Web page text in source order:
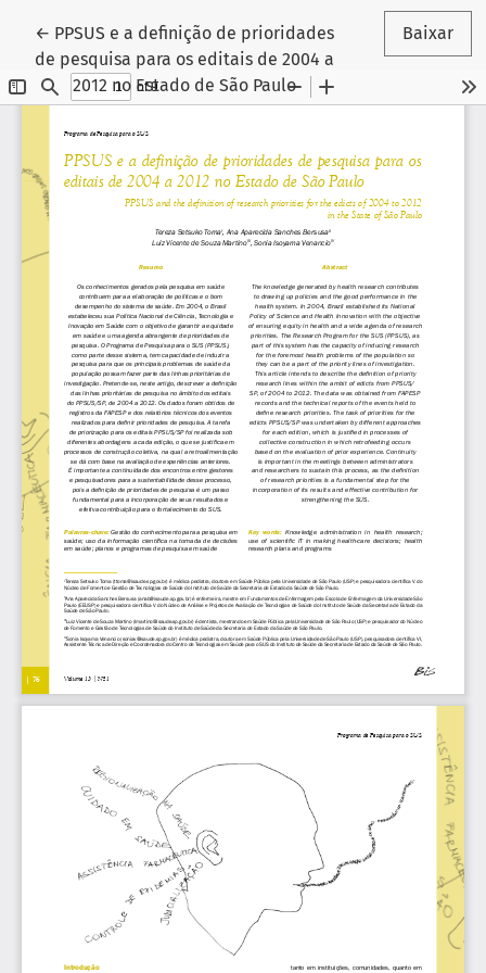
← Voltar aos Detalhes do Artigo
PPSUS e a definição de prioridades
de pesquisa para os editais de 2004 a
2012 no Estado de São Paulo
Baixar